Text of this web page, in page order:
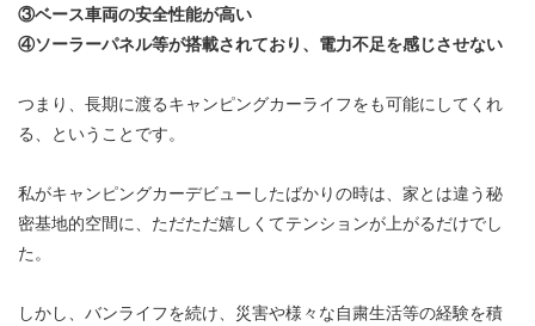
③ベース車両の安全性能が高い
④ソーラーパネル等が搭載されており、電力不足を感じさせない
つまり、長期に渡るキャンピングカーライフをも可能にしてくれ
る、ということです。
私がキャンピングカーデビューしたばかりの時は、家とは違う秘
密基地的空間に、ただただ嬉しくてテンションが上がるだけでし
た。
しかし、バンライフを続け、災害や様々な自粛生活等の経験を積